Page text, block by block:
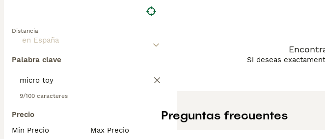
Distancia
Palabra clave
9/100 caracteres
Precio
Min Precio
Max Precio
Si deseas
Preguntas frecuentes